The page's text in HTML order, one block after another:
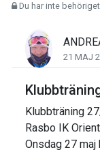
Du har inte
21 MAJ
Klubbträning
Rasbo IK
Onsdag 27 maj